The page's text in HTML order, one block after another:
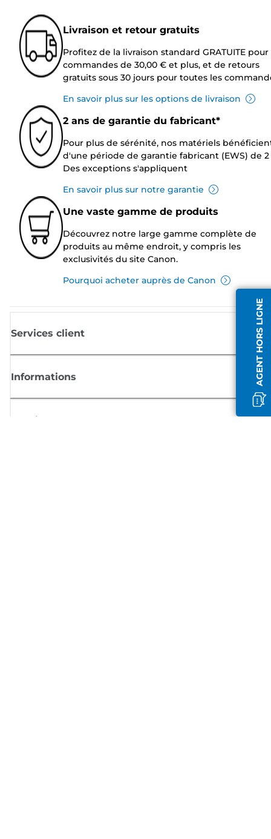
AGENT HORS LIGNE
Livraison et retour gratuits
Profitez de la livraison standard GRATUITE pour
commandes de 30,00 € et plus, et de retours
gratuits sous 30 jours pour toutes les
En savoir plus sur les options de livraison
2 ans de garantie du fabricant*
Pour plus de sérénité, nos matériels
d'une période de garantie fabricant (EWS) de 2
Des exceptions s'appliquent
En savoir plus sur notre garantie
Une vaste gamme de produits
Découvrez notre large gamme complète de
produits au même endroit, y compris les
exclusivités du site Canon.
Pourquoi acheter auprès de Canon
Services client
Informations
Boutique